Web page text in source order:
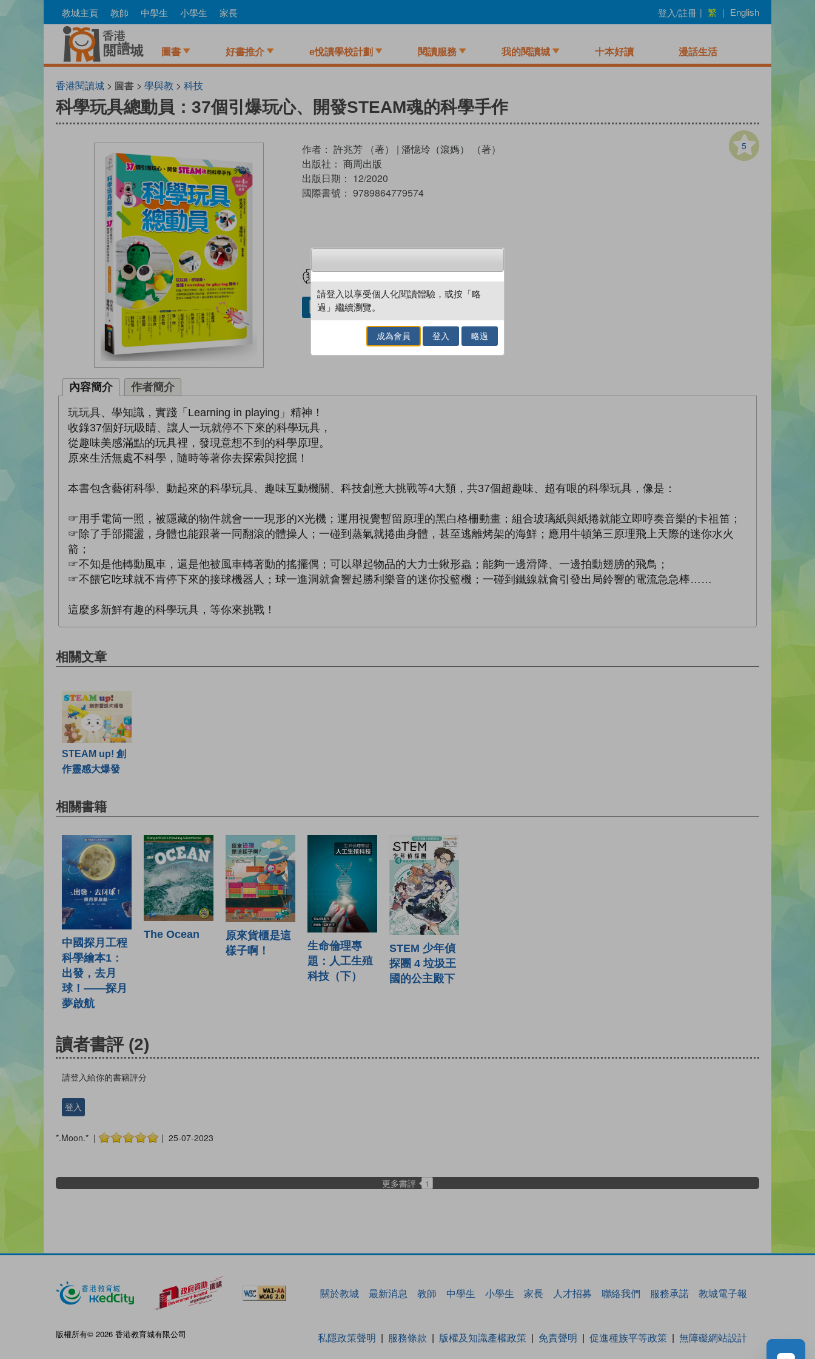
to
教城主頁 教師 中學生 小學生 家長 登入/註冊 | 繁 | English
圖書 好書推介 e悅讀學校計劃 閱讀服務 我的閱讀城 十本好讀 漫話生活
香港閱讀城 > 圖書 > 學與教 > 科技
科學玩具總動員：37個引爆玩心、開發STEAM魂的科學手作
5
作者： 許兆芳 （著） | 潘憶玲（滾媽） （著）
出版社： 商周出版
出版日期： 12/2020
國際書號： 9789864779574
借閱實體書
內容簡介 作者簡介
玩玩具、學知識，實踐「Learning in playing」精神！
收錄37個好玩吸睛、讓人一玩就停不下來的科學玩具，
從趣味美感滿點的玩具裡，發現意想不到的科學原理。
原來生活無處不科學，隨時等著你去探索與挖掘！
本書包含藝術科學、動起來的科學玩具、趣味互動機關、科技創意大挑戰等4大類，共37個超趣味、超有哏的科學玩具，像是：
☞用手電筒一照，被隱藏的物件就會一一現形的X光機；運用視覺暫留原理的黑白格柵動畫；組合玻璃紙與紙捲就能立即哼奏音樂的卡祖笛；
☞除了手部擺盪，身體也能跟著一同翻滾的體操人；一碰到蒸氣就捲曲身體，甚至逃離烤架的海鮮；應用牛頓第三原理飛上天際的迷你水火
箭；
☞不知是他轉動風車，還是他被風車轉著動的搖擺偶；可以舉起物品的大力士鍬形蟲；能夠一邊滑降、一邊拍動翅膀的飛鳥；
☞不餵它吃球就不肯停下來的接球機器人；球一進洞就會響起勝利樂音的迷你投籃機；一碰到鐵線就會引發出局鈴響的電流急急棒……
這麼多新鮮有趣的科學玩具，等你來挑戰！
相關文章
STEAM up! 創
作靈感大爆發
相關書籍
中國探月工程
科學繪本1：
出發，去月
球！——探月
夢啟航
The Ocean
原來貨櫃是這
樣子啊！
生命倫理專
題：人工生殖
科技（下）
STEM 少年偵
探團 4 垃圾王
國的公主殿下
讀者書評 (2)
請登入給你的書籍評分
登入
*.Moon.* | | 25-07-2023
更多書評 1
關於教城 最新消息 教師 中學生 小學生 家長 人才招募 聯絡我們 服務承諾 教城電子報
版權所有© 2026 香港教育城有限公司 私隱政策聲明 服務條款 版權及知識產權政策 免責聲明 促進種族平等政策 無障礙網站設計
請登入以享受個人化閱讀體驗，或按「略
過」繼續瀏覽。
成為會員 登入 略過